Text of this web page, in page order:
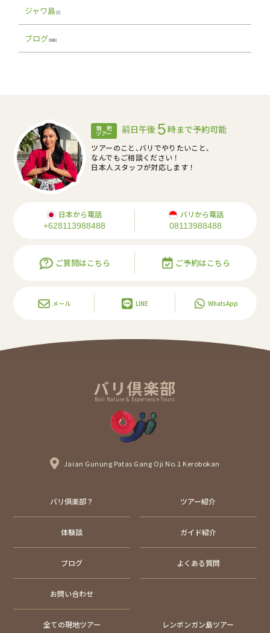
ジャワ島(2)
ブログ(686)
現 地
ツアー 前日午後 5時まで予約可能
ツアーのこと､バリでやりたいこと､
なんでもご相談ください！
日本人スタッフが対応します！
日本から電話
+628113988488
バリから電話
08113988488
ご質問はこちら ご予約はこちら
メール LINE WhatsApp
バリ倶楽部
Bali Nature & Experience Tours
Jaian Gunung Patas Gang Oji No.1 Kerobokan
バリ倶楽部？ ツアー紹介
体験談 ガイド紹介
ブログ よくある質問
お問い合わせ
全ての現地ツアー レンボンガン島ツアー